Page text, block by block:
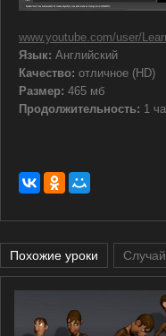
www.youtube.com/user/
Язык: Английский
Качество: отличное (HD)
Размер: 465 мб
Продолжительность: 1
Похожие уроки